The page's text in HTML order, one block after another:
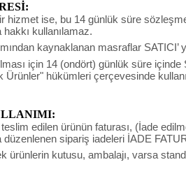
bir hizmet ise, bu 14 günlük süre
kullanılamaz.
kaynaklanan masraflar SATICI’
için 14 (ondört) günlük süre
Ürünler" hükümleri çerçevesinde
edilen ürünün faturası, (İade
düzenlenen sipariş iadeleri İADE
ürünlerin kutusu, ambalajı, varsa